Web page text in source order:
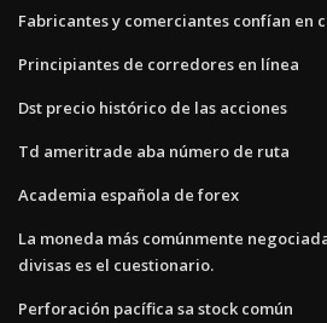
Fabricantes y comerciantes confían en
Principiantes de corredores en línea
Dst precio histórico de las acciones
Td ameritrade aba número de ruta
Academia española de forex
La moneda más comúnmente
divisas es el cuestionario.
Perforación pacífica sa stock común